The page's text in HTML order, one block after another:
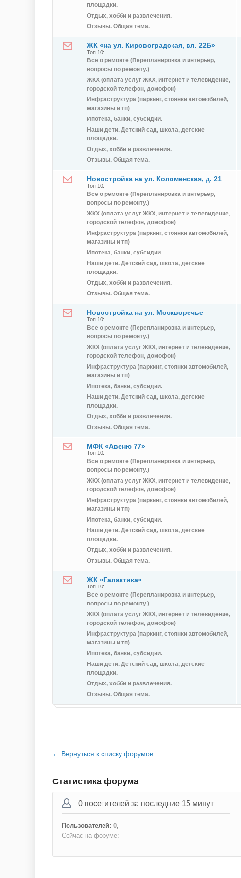
площадки.
Отдых, хобби и развлечения.
Отзывы. Общая тема.
ЖК «на ул. Кировоградская, вл. 22Б»
Топ 10:
Все о ремонте (Перепланировка и интерьер,
вопросы по ремонту.)
ЖКХ (оплата услуг ЖКХ, интернет и телевидение,
городской телефон, домофон)
Инфраструктура (паркинг, стоянки автомобилей,
магазины и тп)
Ипотека, банки, субсидии.
Наши дети. Детский сад, школа, детские
площадки.
Отдых, хобби и развлечения.
Отзывы. Общая тема.
Новостройка на ул. Коломенская, д. 21
Топ 10:
Все о ремонте (Перепланировка и интерьер,
вопросы по ремонту.)
ЖКХ (оплата услуг ЖКХ, интернет и телевидение,
городской телефон, домофон)
Инфраструктура (паркинг, стоянки автомобилей,
магазины и тп)
Ипотека, банки, субсидии.
Наши дети. Детский сад, школа, детские
площадки.
Отдых, хобби и развлечения.
Отзывы. Общая тема.
Новостройка на ул. Москворечье
Топ 10:
Все о ремонте (Перепланировка и интерьер,
вопросы по ремонту.)
ЖКХ (оплата услуг ЖКХ, интернет и телевидение,
городской телефон, домофон)
Инфраструктура (паркинг, стоянки автомобилей,
магазины и тп)
Ипотека, банки, субсидии.
Наши дети. Детский сад, школа, детские
площадки.
Отдых, хобби и развлечения.
Отзывы. Общая тема.
МФК «Авеню 77»
Топ 10:
Все о ремонте (Перепланировка и интерьер,
вопросы по ремонту.)
ЖКХ (оплата услуг ЖКХ, интернет и телевидение,
городской телефон, домофон)
Инфраструктура (паркинг, стоянки автомобилей,
магазины и тп)
Ипотека, банки, субсидии.
Наши дети. Детский сад, школа, детские
площадки.
Отдых, хобби и развлечения.
Отзывы. Общая тема.
ЖК «Галактика»
Топ 10:
Все о ремонте (Перепланировка и интерьер,
вопросы по ремонту.)
ЖКХ (оплата услуг ЖКХ, интернет и телевидение,
городской телефон, домофон)
Инфраструктура (паркинг, стоянки автомобилей,
магазины и тп)
Ипотека, банки, субсидии.
Наши дети. Детский сад, школа, детские
площадки.
Отдых, хобби и развлечения.
Отзывы. Общая тема.
← Вернуться к списку форумов
Статистика форума
0 посетителей за последние 15 минут
Пользователей: 0,
Сейчас на форуме: